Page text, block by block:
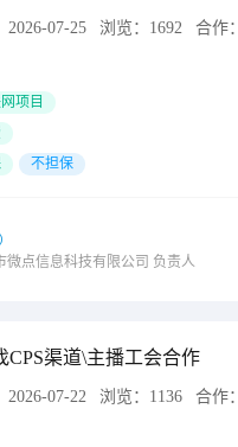
2026-07-25 浏览： 1692 合作：
项目
不担保
微点信息科技有限公司 负责人
CPS渠道\主播工会合作
2026-07-22 浏览： 1136 合作：